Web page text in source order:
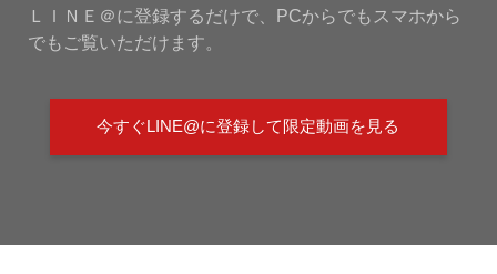
ＬＩＮＥ＠に登録するだけで、PCからでもスマホから
でもご覧いただけます。
今すぐLINE@に登録して限定動画を見る